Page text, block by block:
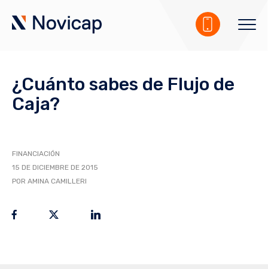
¿Cuánto sabes de Flujo de
Caja?
FINANCIACIÓN
15 DE DICIEMBRE DE 2015
POR AMINA CAMILLERI